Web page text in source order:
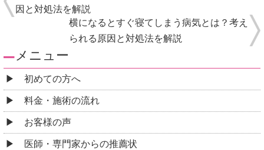
因と対処法を解説
横になるとすぐ寝てしまう病気とは？考え
られる原因と対処法を解説
メニュー
初めての方へ
料金・施術の流れ
お客様の声
医師・専門家からの推薦状